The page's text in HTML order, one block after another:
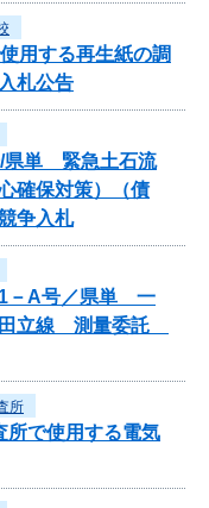
用する再生紙の調
札公告
/県単 緊急土石流
確保対策）（債
争入札
1－A号／県単 一
田立線 測量委託
所
所で使用する電気